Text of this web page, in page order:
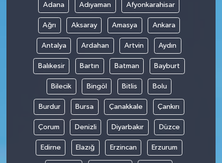
Adana Adıyaman Afyonkarahisar
Ağrı Aksaray Amasya Ankara
Antalya Ardahan Artvin Aydın
Balıkesir Bartın Batman Bayburt
Bilecik Bingöl Bitlis Bolu
Burdur Bursa Çanakkale Çankırı
Çorum Denizli Diyarbakır Düzce
Edirne Elazığ Erzincan Erzurum